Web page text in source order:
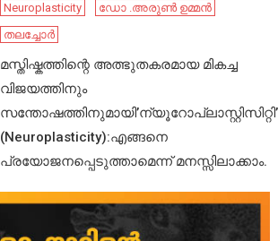
Neuroplasticity
ഡോ .അരുൺ ഉമ്മൻ
തലച്ചോർ
മസ്തിഷ്കത്തിന്റെ അത്ഭുതകരമായ മികച്ച
വിജയത്തിനും
സന്തോഷത്തിനുമായി’ന്യൂറോപ്ലാസ്റ്റിസിറ്റി’
(Neuroplasticity):എങ്ങനെ
പ്രയോജനപ്പെടുത്താമെന്ന് മനസ്സിലാക്കാം.